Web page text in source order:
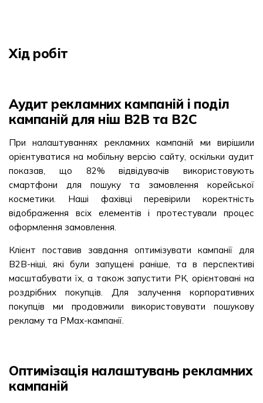
Хід робіт
Аудит рекламних кампаній і поділ
кампаній для ніш В2В та В2С
При налаштуваннях рекламних кампаній ми вирішили
орієнтуватися на мобільну версію сайту, оскільки аудит
показав, що 82% відвідувачів використовують
смартфони для пошуку та замовлення корейської
косметики. Наші фахівці перевірили коректність
відображення всіх елементів і протестували процес
оформлення замовлення.
Клієнт поставив завдання оптимізувати кампанії для
В2В-ніші, які були запущені раніше, та в перспективі
масштабувати їх, а також запустити РК, орієнтовані на
роздрібних покупців. Для залучення корпоративних
покупців ми продовжили використовувати пошукову
рекламу та РМах-кампанії.
Оптимізація налаштувань рекламних
кампаній